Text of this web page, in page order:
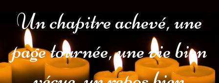
Un chapitre achevé, une
page tournée, une vie bien